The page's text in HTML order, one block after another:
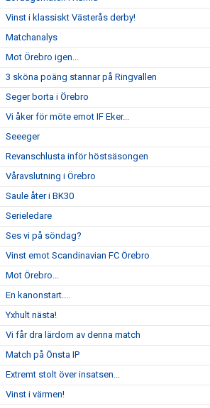
Vinst i klassiskt Västerås derby!
Matchanalys
Mot Örebro igen...
3 sköna poäng stannar på Ringvallen
Seger borta i Örebro
Vi åker för möte emot IF Eker...
Seeeger
Revanschlusta inför höstsäsongen
Våravslutning i Örebro
Saule åter i BK30
Serieledare
Ses vi på söndag?
Vinst emot Scandinavian FC Örebro
Mot Örebro...
En kanonstart....
Yxhult nästa!
Vi får dra lärdom av denna match
Match på Önsta IP
Extremt stolt över insatsen...
Vinst i värmen!